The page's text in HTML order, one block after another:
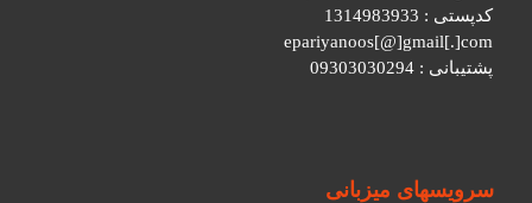
کدپستی : 1314983933
epariyanoos[@]gmail[.]com
پشتیبانی : 09303030294
سرویسهای میزبانی